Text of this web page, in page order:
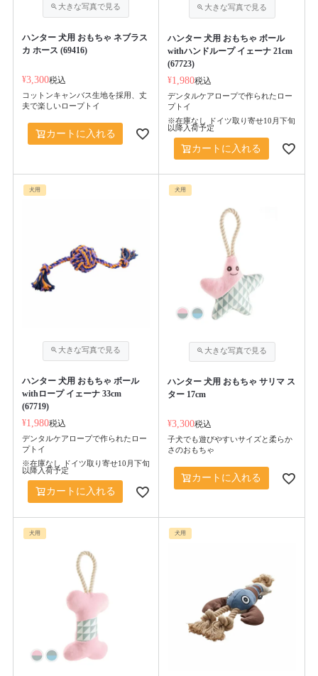
ハンター 犬用 おもちゃ ネブラス
カ ホース (69416)
¥3,300税込
コットンキャンバス生地を採用、丈
夫で楽しいロープトイ
カートに入れる
ハンター 犬用 おもちゃ ボール
withハンドループ イェーナ 21cm
(67723)
¥1,980税込
デンタルケアロープで作られたロー
プトイ
※在庫なし ドイツ取り寄せ10月下旬
以降入荷予定
カートに入れる
犬用
ハンター 犬用 おもちゃ ボール
withロープ イェーナ 33cm
(67719)
¥1,980税込
デンタルケアロープで作られたロー
プトイ
※在庫なし ドイツ取り寄せ10月下旬
以降入荷予定
カートに入れる
犬用
ハンター 犬用 おもちゃ サリマ ス
ター 17cm
¥3,300税込
子犬でも遊びやすいサイズと柔らか
さのおもちゃ
カートに入れる
犬用 犬用